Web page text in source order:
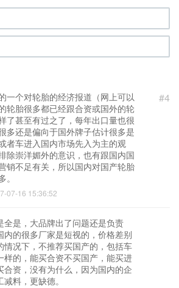
#4
一个对轮胎的经济报道（网上可以
轮胎很多都已经跟合资或国外的轮
了甚至有过之了，每年出口量也很
多还是偏向于国外牌子估计很多是
者车进入国内市场先入为主的观
除崇洋媚外的意识，也有跟国内国
销不足有关，所以国内对国产轮胎
07-16 15:36:52
全是，大品牌出了问题还是负责
内的很多厂家是短视的，价格差别
情况下，不推荐买国产的，包括车
样的，能买合资不买国产，能买进
合资，没有为什么，因为国内的企
减料，更缺德。